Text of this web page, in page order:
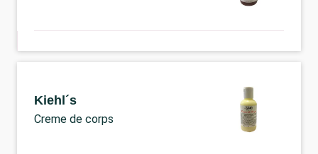
Kiehl´s
Creme de corps